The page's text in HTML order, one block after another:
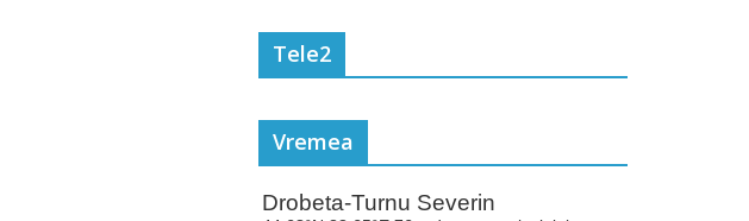
Tele2
Vremea